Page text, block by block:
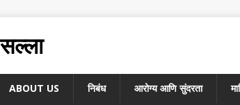
ABOUT US निबंध आरोग्य आणि सुंदरता